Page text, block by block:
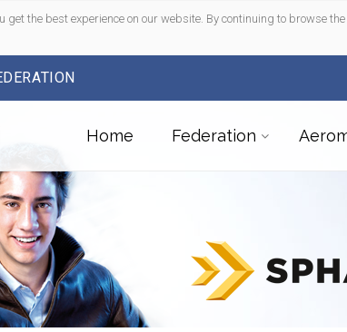
get the best experience on our website. By continuing to browse
Home Federation